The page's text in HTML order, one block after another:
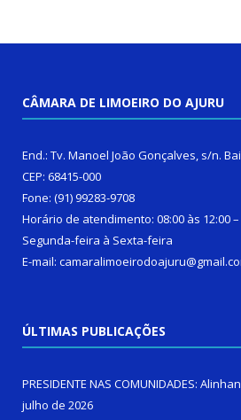
CÂMARA DE LIMOEIRO DO AJURU
End.: Tv. Manoel João Gonçalves, s/n.
CEP: 68415-000
Fone: (91) 99283-9708
Horário de atendimento: 08:00 às 12:00 –
Segunda-feira à Sexta-feira
E-mail:
ÚLTIMAS PUBLICAÇÕES
PRESIDENTE NAS COMUNIDADES:
julho de 2026